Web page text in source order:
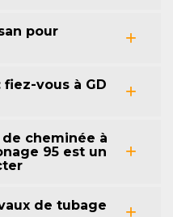
pour
vous à GD
cheminée à
95 est un
de tubage